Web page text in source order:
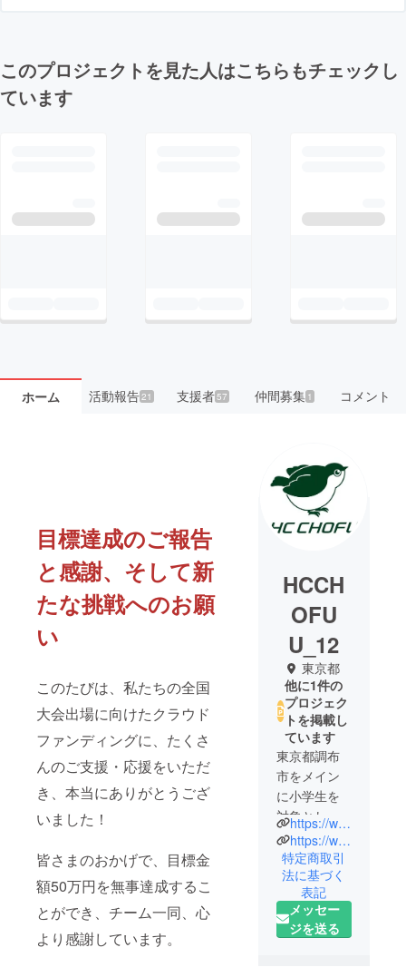
このプロジェクトを見た人はこちらもチェックし
ています
ホーム 活動報告21 支援者57 仲間募集 1 コメント
目標達成のご報告
と感謝、そして新
たな挑戦へのお願
い
このたびは、私たちの全国
大会出場に向けたクラウド
ファンディングに、たくさ
んのご支援・応援をいただ
き、本当にありがとうござ
いました！
皆さまのおかげで、目標金
額50万円を無事達成するこ
とができ、チーム一同、心
より感謝しています。
HCCH
OFU
U_12
東京都
他に1件の
プロジェク
トを掲載し
ています
東京都調布
市をメイン
に小学生を
対象とした
ハンドボー
ルクラブに
なります。
一昨年は第
37回全国小
学生ハンド
https://www.instagram.com/hc_chofu?igsh=MTJhdG55c3p3Znhxeg==
https://www.facebook.com/hcchofu/
特定商取引
法に基づく
表記
メッセー
ジを送る